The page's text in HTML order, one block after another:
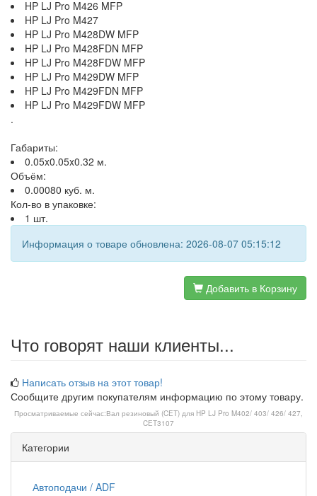
HP LJ Pro M426 MFP
HP LJ Pro M427
HP LJ Pro M428DW MFP
HP LJ Pro M428FDN MFP
HP LJ Pro M428FDW MFP
HP LJ Pro M429DW MFP
HP LJ Pro M429FDN MFP
HP LJ Pro M429FDW MFP
.
Габариты:
0.05x0.05x0.32 м.
Объём:
0.00080 куб. м.
Кол-во в упаковке:
1 шт.
Информация о товаре обновлена: 2026-08-07 05:15:12
Добавить в Корзину
Что говорят наши клиенты...
Написать отзыв на этот товар!
Сообщите другим покупателям информацию по этому товару.
Просматриваемые сейчас:Вал резиновый (CET) для HP LJ Pro M402/ 403/ 426/ 427,
CET3107
Категории
Автоподачи / ADF